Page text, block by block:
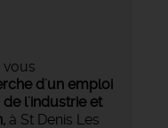
vous
d'un emploi
de l'industrie et
à St Denis Les